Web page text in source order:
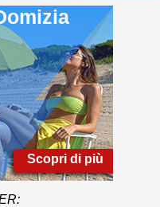
Scopri di più